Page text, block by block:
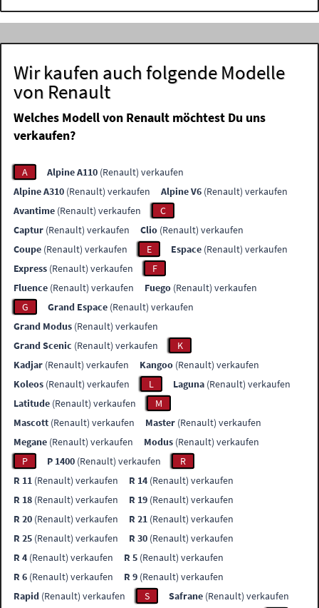
Wir kaufen auch folgende Modelle
von Renault
Welches Modell von Renault möchtest Du uns
verkaufen?
A Alpine A110 (Renault) verkaufen
Alpine A310 (Renault) verkaufen Alpine V6 (Renault) verkaufen
Avantime (Renault) verkaufen
C
Captur (Renault) verkaufen Clio (Renault) verkaufen
Coupe (Renault) verkaufen E Espace (Renault) verkaufen
Express (Renault) verkaufen
F
Fluence (Renault) verkaufen Fuego (Renault) verkaufen
G
Grand Espace (Renault) verkaufen
Grand Modus (Renault) verkaufen
Grand Scenic (Renault) verkaufen
K
Kadjar (Renault) verkaufen Kangoo (Renault) verkaufen
Koleos (Renault) verkaufen L Laguna (Renault) verkaufen
Latitude (Renault) verkaufen
M
Mascott (Renault) verkaufen Master (Renault) verkaufen
Megane (Renault) verkaufen Modus (Renault) verkaufen
P
P 1400 (Renault) verkaufen
R
R 11 (Renault) verkaufen R 14 (Renault) verkaufen
R 18 (Renault) verkaufen R 19 (Renault) verkaufen
R 20 (Renault) verkaufen R 21 (Renault) verkaufen
R 25 (Renault) verkaufen R 30 (Renault) verkaufen
R 4 (Renault) verkaufen R 5 (Renault) verkaufen
R 6 (Renault) verkaufen R 9 (Renault) verkaufen
Rapid (Renault) verkaufen S Safrane (Renault) verkaufen